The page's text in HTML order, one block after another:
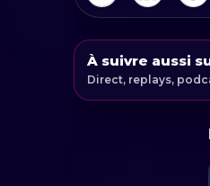
À suivre aussi
Direct, replays,